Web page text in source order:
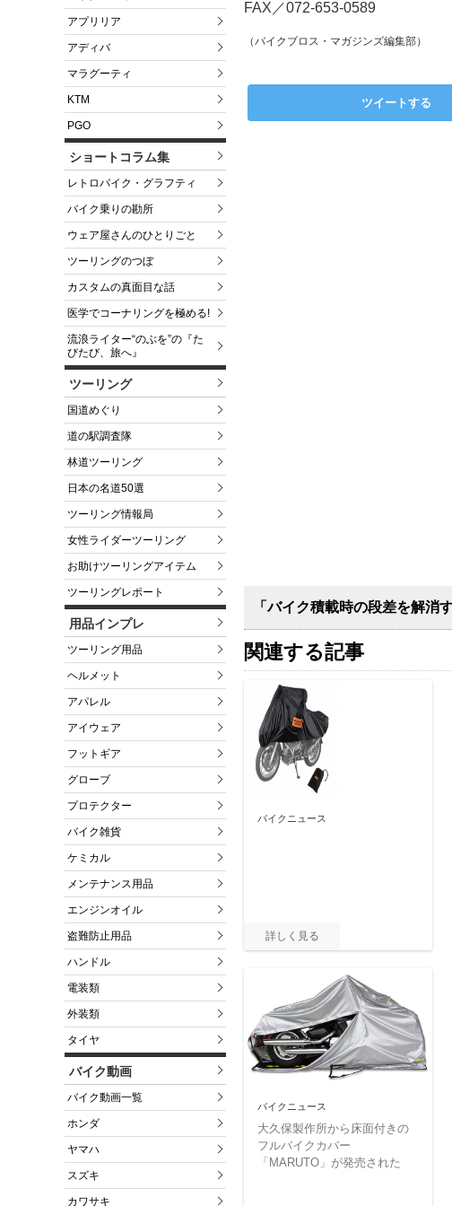
アプリリア
アディバ
マラグーティ
KTM
PGO
ショートコラム集
レトロバイク・グラフティ
バイク乗りの勘所
ウェア屋さんのひとりごと
ツーリングのつぼ
カスタムの真面目な話
医学でコーナリングを極める!
流浪ライター“のぶを”の『た
びたび、旅へ』
ツーリング
国道めぐり
道の駅調査隊
林道ツーリング
日本の名道50選
ツーリング情報局
女性ライダーツーリング
お助けツーリングアイテム
ツーリングレポート
用品インプレ
ツーリング用品
ヘルメット
アパレル
アイウェア
フットギア
グローブ
プロテクター
バイク雑貨
ケミカル
メンテナンス用品
エンジンオイル
盗難防止用品
ハンドル
電装類
外装類
タイヤ
バイク動画
バイク動画一覧
ホンダ
ヤマハ
スズキ
カワサキ
FAX／072-653-0589
（バイクブロス・マガジンズ編集部）
ツイートする
「バイク積載時の段差を解消
関連する記事
バイクニュース
バイクニュース
大久保製作所から床面付きの
フルバイクカバー
「MARUTO」が発売された